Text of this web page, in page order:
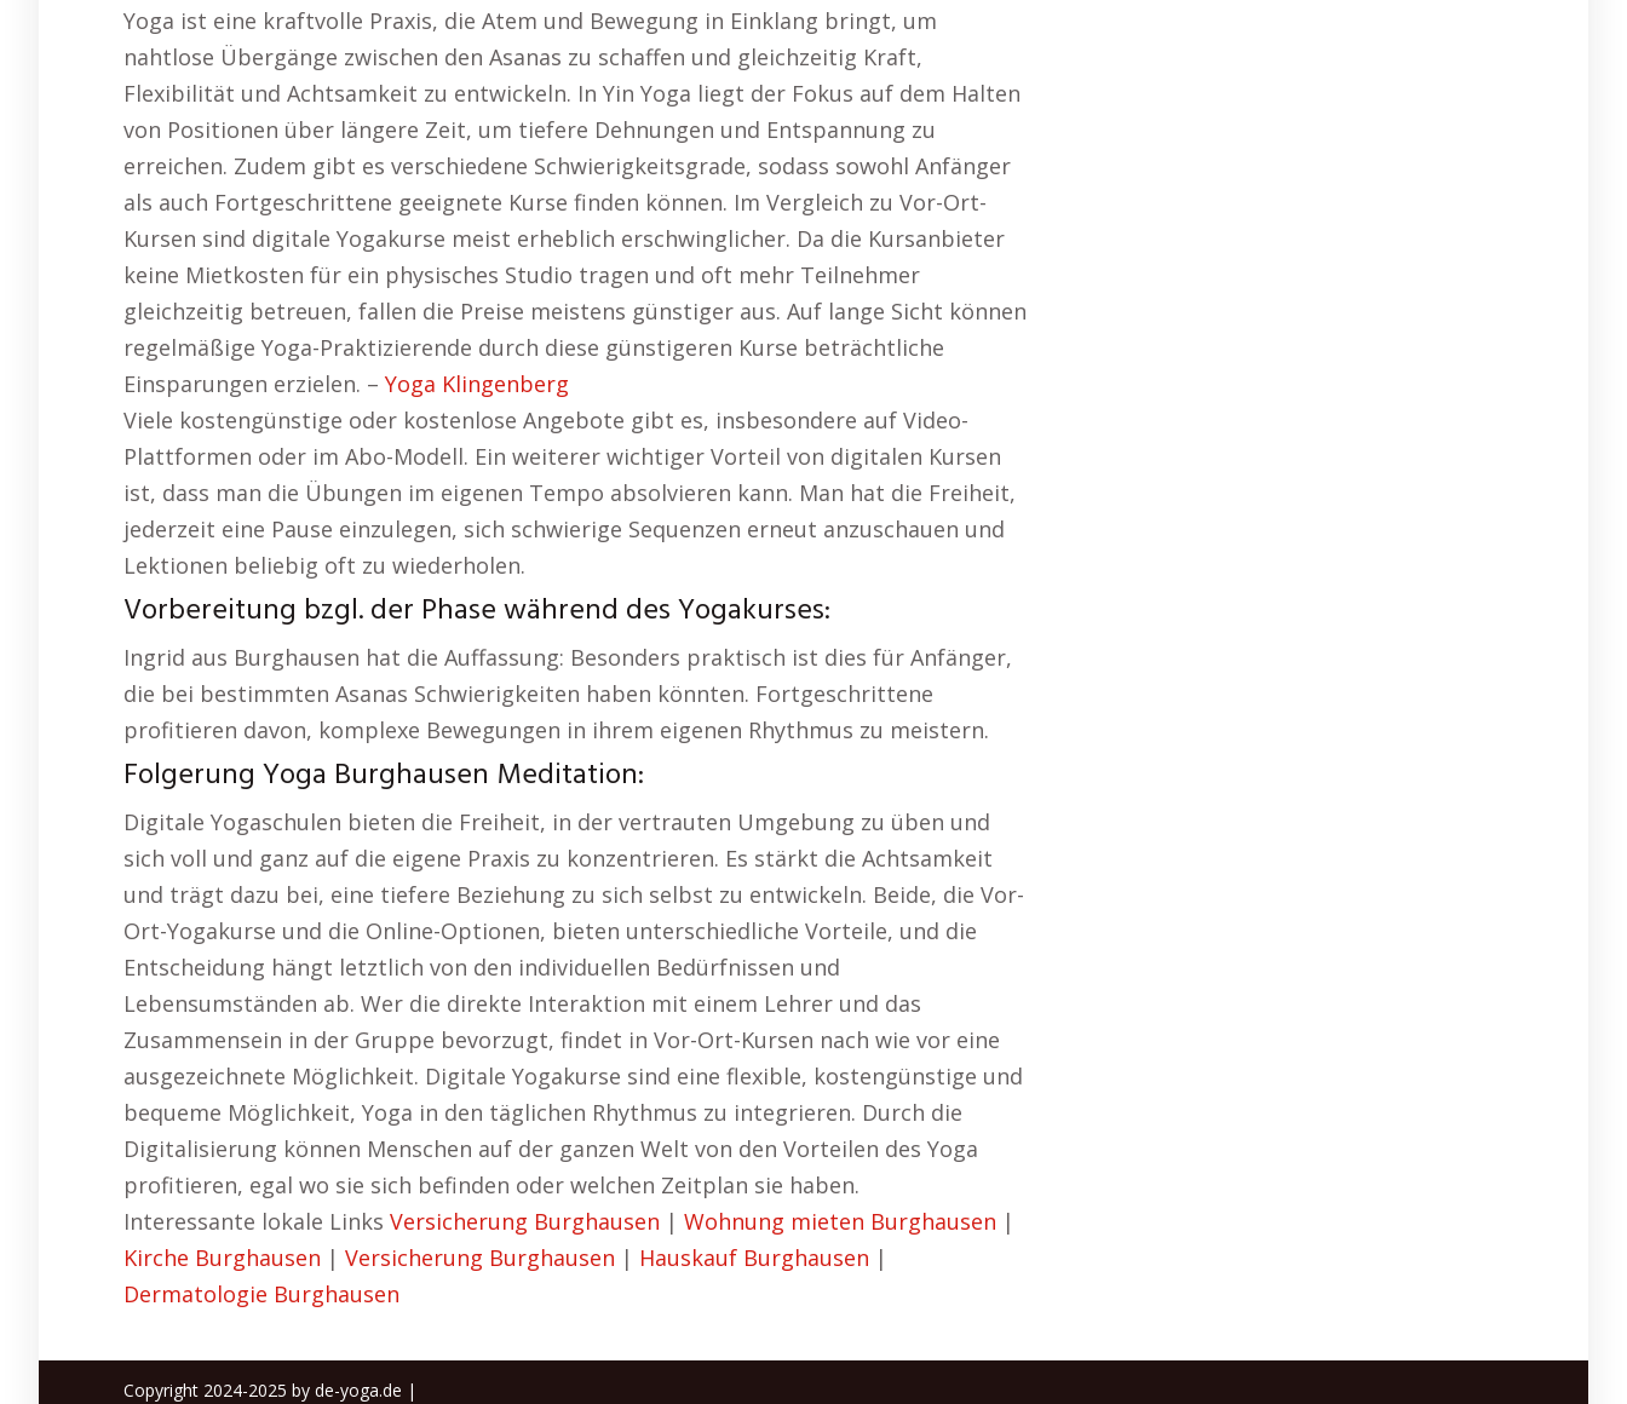
Yoga ist eine kraftvolle Praxis, die Atem und Bewegung in Einklang bringt, um
nahtlose Übergänge zwischen den Asanas zu schaffen und gleichzeitig Kraft,
Flexibilität und Achtsamkeit zu entwickeln. In Yin Yoga liegt der Fokus auf dem Halten
von Positionen über längere Zeit, um tiefere Dehnungen und Entspannung zu
erreichen. Zudem gibt es verschiedene Schwierigkeitsgrade, sodass sowohl Anfänger
als auch Fortgeschrittene geeignete Kurse finden können. Im Vergleich zu Vor-Ort-
Kursen sind digitale Yogakurse meist erheblich erschwinglicher. Da die Kursanbieter
keine Mietkosten für ein physisches Studio tragen und oft mehr Teilnehmer
gleichzeitig betreuen, fallen die Preise meistens günstiger aus. Auf lange Sicht können
regelmäßige Yoga-Praktizierende durch diese günstigeren Kurse beträchtliche
Einsparungen erzielen. – Yoga Klingenberg
Viele kostengünstige oder kostenlose Angebote gibt es, insbesondere auf Video-
Plattformen oder im Abo-Modell. Ein weiterer wichtiger Vorteil von digitalen Kursen
ist, dass man die Übungen im eigenen Tempo absolvieren kann. Man hat die Freiheit,
jederzeit eine Pause einzulegen, sich schwierige Sequenzen erneut anzuschauen und
Lektionen beliebig oft zu wiederholen.
Vorbereitung bzgl. der Phase während des Yogakurses:
Ingrid aus Burghausen hat die Auffassung: Besonders praktisch ist dies für Anfänger,
die bei bestimmten Asanas Schwierigkeiten haben könnten. Fortgeschrittene
profitieren davon, komplexe Bewegungen in ihrem eigenen Rhythmus zu meistern.
Folgerung Yoga Burghausen Meditation:
Digitale Yogaschulen bieten die Freiheit, in der vertrauten Umgebung zu üben und
sich voll und ganz auf die eigene Praxis zu konzentrieren. Es stärkt die Achtsamkeit
und trägt dazu bei, eine tiefere Beziehung zu sich selbst zu entwickeln. Beide, die Vor-
Ort-Yogakurse und die Online-Optionen, bieten unterschiedliche Vorteile, und die
Entscheidung hängt letztlich von den individuellen Bedürfnissen und
Lebensumständen ab. Wer die direkte Interaktion mit einem Lehrer und das
Zusammensein in der Gruppe bevorzugt, findet in Vor-Ort-Kursen nach wie vor eine
ausgezeichnete Möglichkeit. Digitale Yogakurse sind eine flexible, kostengünstige und
bequeme Möglichkeit, Yoga in den täglichen Rhythmus zu integrieren. Durch die
Digitalisierung können Menschen auf der ganzen Welt von den Vorteilen des Yoga
profitieren, egal wo sie sich befinden oder welchen Zeitplan sie haben.
Interessante lokale Links Versicherung Burghausen | Wohnung mieten Burghausen |
Kirche Burghausen | Versicherung Burghausen | Hauskauf Burghausen |
Dermatologie Burghausen
Copyright 2024-2025 by de-yoga.de |